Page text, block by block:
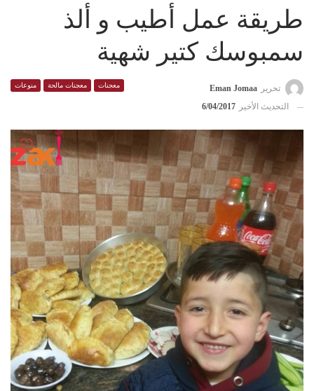
طريقة عمل أطيب و ألذ
سمبوسك كتير شهية
معجنات معجنات مالحة منوعات تحرير
Eman Jomaa
التحديث الأخير
6/04/2017